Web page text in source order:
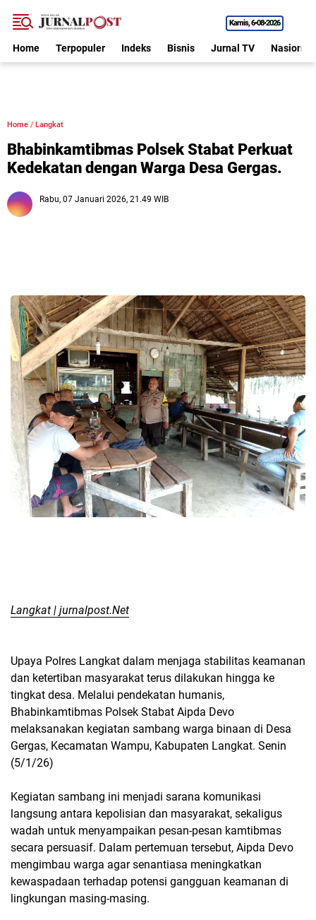
Kamis 6•08•2026
Home Terpopuler Indeks Bisnis Jurnal TV Nasional
Home / Langkat
Bhabinkamtibmas Polsek Stabat Perkuat
Kedekatan dengan Warga Desa Gergas.
Rabu, 07 Januari 2026, 21.49 WIB
Langkat | jurnalpost.Net
Upaya Polres Langkat dalam menjaga stabilitas keamanan
dan ketertiban masyarakat terus dilakukan hingga ke
tingkat desa. Melalui pendekatan humanis,
Bhabinkamtibmas Polsek Stabat Aipda Devo
melaksanakan kegiatan sambang warga binaan di Desa
Gergas, Kecamatan Wampu, Kabupaten Langkat. Senin
(5/1/26)
Kegiatan sambang ini menjadi sarana komunikasi
langsung antara kepolisian dan masyarakat, sekaligus
wadah untuk menyampaikan pesan-pesan kamtibmas
secara persuasif. Dalam pertemuan tersebut, Aipda Devo
mengimbau warga agar senantiasa meningkatkan
kewaspadaan terhadap potensi gangguan keamanan di
lingkungan masing-masing.